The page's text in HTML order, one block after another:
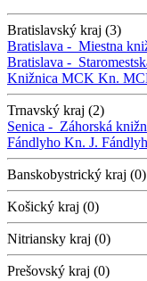
Bratislavský kraj (3)
Bratislava - Miestna
Bratislava -
Knižnica MCK Kn.
Trnavský kraj (2)
Senica - Záhorská
Fándlyho Kn. J.
Banskobystrický kraj (0)
Košický kraj (0)
Nitriansky kraj (0)
Prešovský kraj (0)